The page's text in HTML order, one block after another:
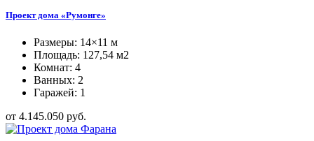
Проект дома «Румонге»
Размеры: 14×11 м
Площадь: 127,54 м2
Комнат: 4
Ванных: 2
Гаражей: 1
от 4.145.050 руб.